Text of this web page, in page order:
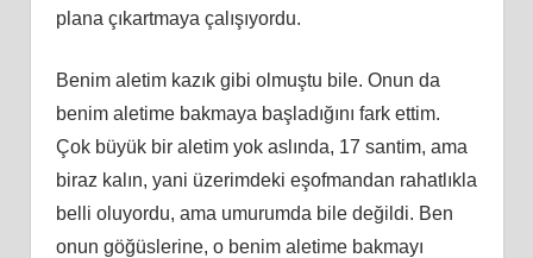
plana çıkartmaya çalışıyordu.
Benim aletim kazık gibi olmuştu bile. Onun da
benim aletime bakmaya başladığını fark ettim.
Çok büyük bir aletim yok aslında, 17 santim, ama
biraz kalın, yani üzerimdeki eşofmandan rahatlıkla
belli oluyordu, ama umurumda bile değildi. Ben
onun göğüslerine, o benim aletime bakmayı